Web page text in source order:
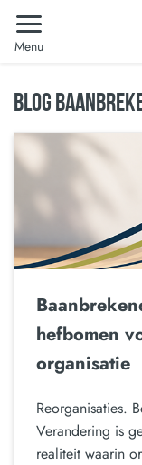
Menu
BLOG
hefbomen
organisatie
Reorganisaties.
Verandering is
realiteit waarin